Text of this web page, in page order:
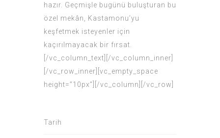
hazır. Geçmişle bugünü buluşturan bu
özel mekân, Kastamonu’yu
keşfetmek isteyenler için
kaçırılmayacak bir fırsat.
[/vc_column_text][/vc_column_inner]
[/vc_row_inner][vc_empty_space
height=”10px”][/vc_column][/vc_row]
Tarih